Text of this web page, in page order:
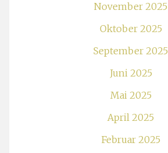
November 2025
Oktober 2025
September 2025
Juni 2025
Mai 2025
April 2025
Februar 2025